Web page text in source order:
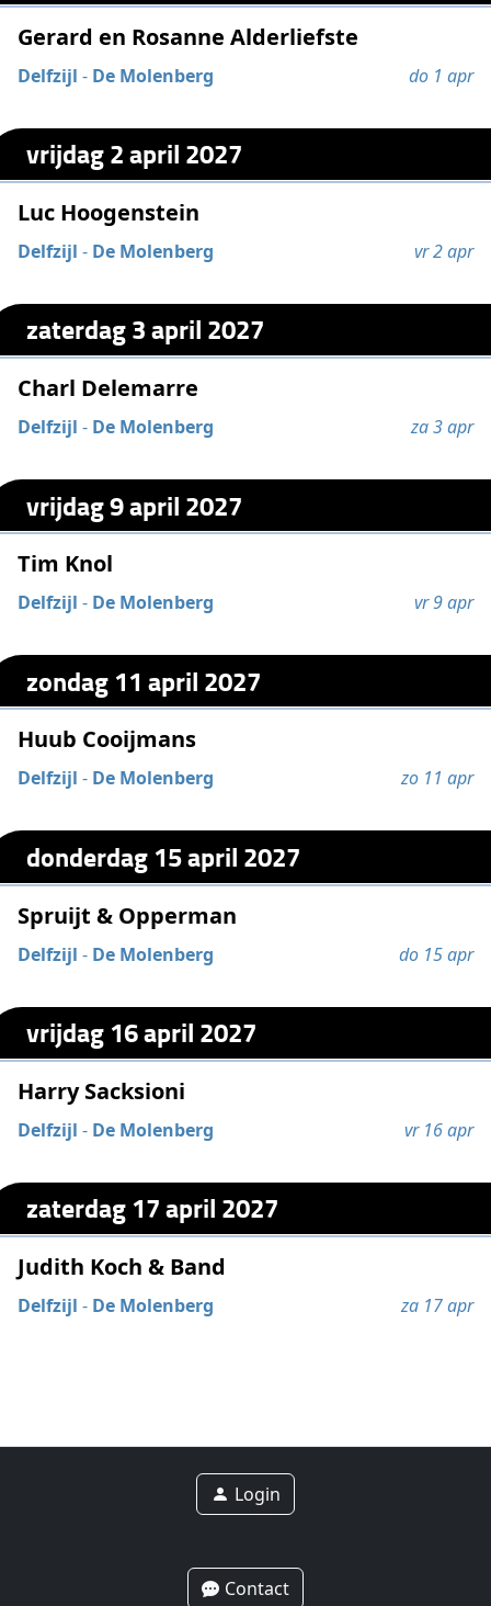
Gerard en Rosanne Alderliefste
Delfzijl - De Molenberg do 1 apr
vrijdag 2 april 2027
Luc Hoogenstein
Delfzijl - De Molenberg vr 2 apr
zaterdag 3 april 2027
Charl Delemarre
Delfzijl - De Molenberg za 3 apr
vrijdag 9 april 2027
Tim Knol
Delfzijl - De Molenberg vr 9 apr
zondag 11 april 2027
Huub Cooijmans
Delfzijl - De Molenberg zo 11 apr
donderdag 15 april 2027
Spruijt & Opperman
Delfzijl - De Molenberg do 15 apr
vrijdag 16 april 2027
Harry Sacksioni
Delfzijl - De Molenberg vr 16 apr
zaterdag 17 april 2027
Judith Koch & Band
Delfzijl - De Molenberg za 17 apr
Login
Contact